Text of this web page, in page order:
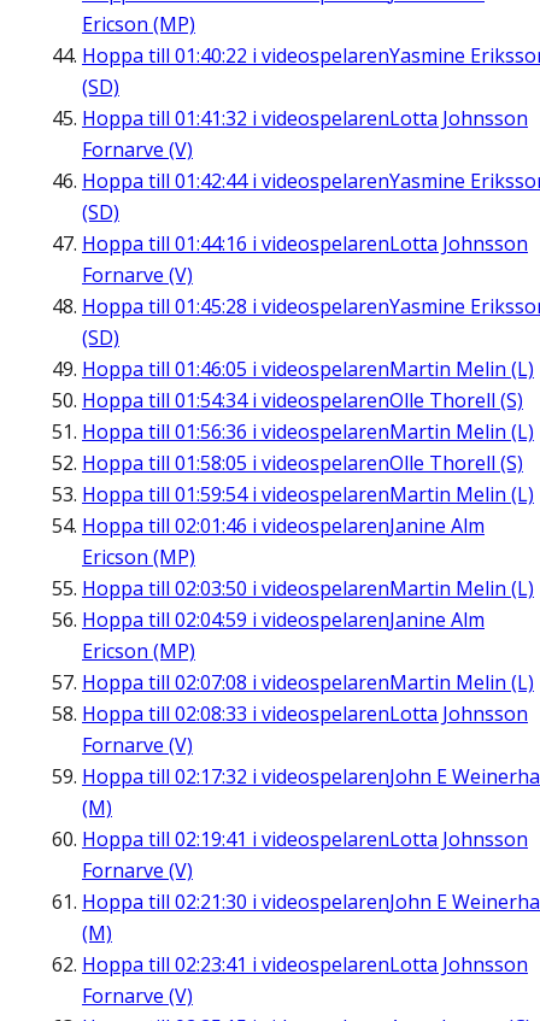
Ericson (MP)
Hoppa till 01:40:22 i videospelarenYasmine
(SD)
Hoppa till 01:41:32 i videospelarenLotta Johnsson
Fornarve (V)
Hoppa till 01:42:44i videospelarenYasmine
(SD)
Hoppa till 01:44:16 i videospelarenLotta Johnsson
Fornarve (V)
Hoppa till 01:45:28 i videospelarenYasmine
(SD)
Hoppa till 01:46:05 i videospelarenMartin Melin (L)
Hoppa till 01:54:34i videospelarenOlle Thorell (S)
Hoppa till 01:56:36 i videospelarenMartin Melin (L)
Hoppa till 01:58:05 i videospelarenOlle Thorell (S)
Hoppa till 01:59:54i videospelarenMartin Melin (L)
Hoppa till 02:01:46 i videospelarenJanine Alm
Ericson (MP)
Hoppa till 02:03:50 i videospelarenMartin Melin (L)
Hoppa till 02:04:59 i videospelarenJanine Alm
Ericson (MP)
Hoppa till 02:07:08 i videospelarenMartin Melin (L)
Hoppa till 02:08:33 i videospelarenLotta Johnsson
Fornarve (V)
Hoppa till 02:17:32 i videospelarenJohn E
(M)
Hoppa till 02:19:41 i videospelarenLotta Johnsson
Fornarve (V)
Hoppa till 02:21:30 i videospelarenJohn E
(M)
Hoppa till 02:23:41 i videospelarenLotta Johnsson
Fornarve (V)